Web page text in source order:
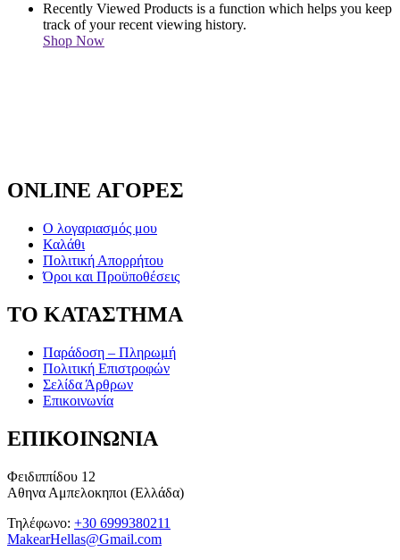
Recently Viewed Products is a function which helps you keep
track of your recent viewing history.
Shop Now
ONLINE ΑΓΟΡΕΣ
Ο λογαριασμός μου
Καλάθι
Πολιτική Απορρήτου
Όροι και Προϋποθέσεις
ΤΟ ΚΑΤΑΣΤΗΜΑ
Παράδοση – Πληρωμή
Πολιτική Επιστροφών
Σελίδα Άρθρων
Επικοινωνία
ΕΠΙΚΟΙΝΩΝΙΑ
Φειδιππίδου 12
Αθηνα Αμπελοκηποι (Ελλάδα)
Τηλέφωνο: +30 6999380211
MakearHellas@Gmail.com